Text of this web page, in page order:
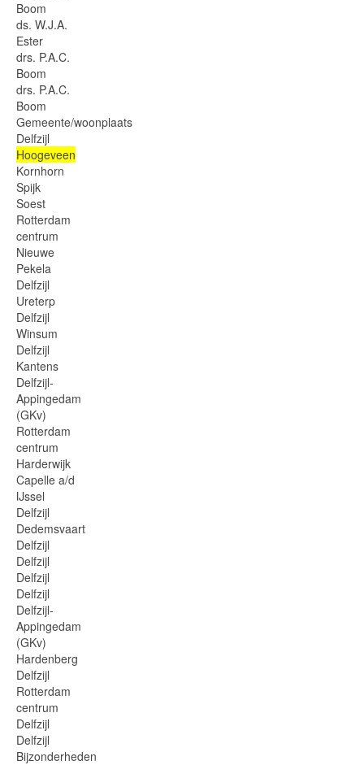
Boom
ds. W.J.A.
Ester
drs. P.A.C.
Boom
drs. P.A.C.
Boom
Gemeente/woonplaats
Delfzijl
Hoogeveen
Kornhorn
Spijk
Soest
Rotterdam
centrum
Nieuwe
Pekela
Delfzijl
Ureterp
Delfzijl
Winsum
Delfzijl
Kantens
Delfzijl-
Appingedam
(GKv)
Rotterdam
centrum
Harderwijk
Capelle a/d
IJssel
Delfzijl
Dedemsvaart
Delfzijl
Delfzijl
Delfzijl
Delfzijl
Delfzijl-
Appingedam
(GKv)
Hardenberg
Delfzijl
Rotterdam
centrum
Delfzijl
Delfzijl
Bijzonderheden